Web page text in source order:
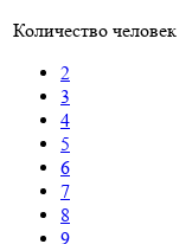
Количество человек
2
3
4
5
6
7
8
9